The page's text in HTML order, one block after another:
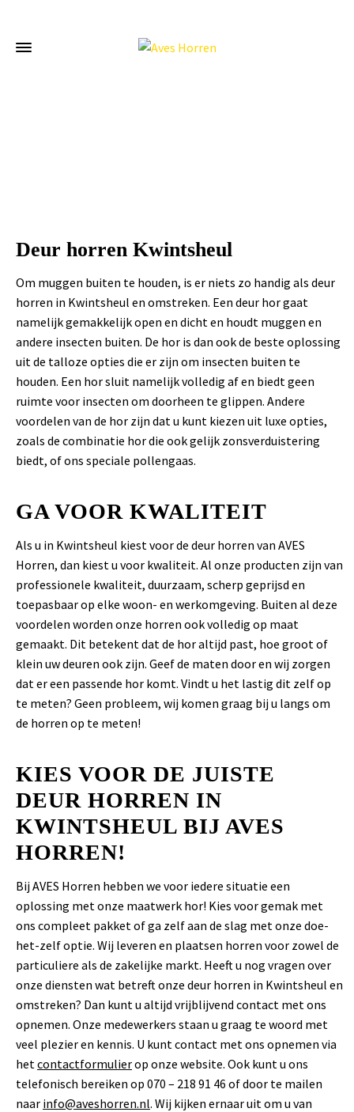
Deur horren Kwintsheul
Om muggen buiten te houden, is er niets zo handig als deur
horren in Kwintsheul en omstreken. Een deur hor gaat
namelijk gemakkelijk open en dicht en houdt muggen en
andere insecten buiten. De hor is dan ook de beste oplossing
uit de talloze opties die er zijn om insecten buiten te
houden. Een hor sluit namelijk volledig af en biedt geen
ruimte voor insecten om doorheen te glippen. Andere
voordelen van de hor zijn dat u kunt kiezen uit luxe opties,
zoals de combinatie hor die ook gelijk zonsverduistering
biedt, of ons speciale pollengaas.
GA VOOR KWALITEIT
Als u in Kwintsheul kiest voor de deur horren van AVES
Horren, dan kiest u voor kwaliteit. Al onze producten zijn van
professionele kwaliteit, duurzaam, scherp geprijsd en
toepasbaar op elke woon- en werkomgeving. Buiten al deze
voordelen worden onze horren ook volledig op maat
gemaakt. Dit betekent dat de hor altijd past, hoe groot of
klein uw deuren ook zijn. Geef de maten door en wij zorgen
dat er een passende hor komt. Vindt u het lastig dit zelf op
te meten? Geen probleem, wij komen graag bij u langs om
de horren op te meten!
KIES VOOR DE JUISTE
DEUR HORREN IN
KWINTSHEUL BIJ AVES
HORREN!
Bij AVES Horren hebben we voor iedere situatie een
oplossing met onze maatwerk hor! Kies voor gemak met
ons compleet pakket of ga zelf aan de slag met onze doe-
het-zelf optie. Wij leveren en plaatsen horren voor zowel de
particuliere als de zakelijke markt. Heeft u nog vragen over
onze diensten wat betreft onze deur horren in Kwintsheul en
omstreken? Dan kunt u altijd vrijblijvend contact met ons
opnemen. Onze medewerkers staan u graag te woord met
veel plezier en kennis. U kunt contact met ons opnemen via
hetcontactformulierop onze website. Ook kunt u ons
telefonisch bereiken op 070 – 218 91 46 of door te mailen
naar info@aveshorren.nl. Wij kijken ernaar uit om u van